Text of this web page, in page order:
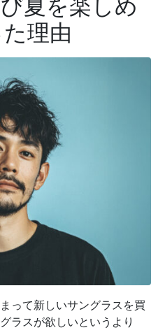
夏を楽しめ
理由
って新しいサングラスを買
ラスが欲しいというより